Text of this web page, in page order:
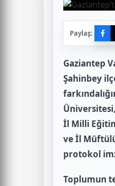
Paylaş:
Gaziantep
Şahinbey
İl Milli
ve İl
protokol
Toplumun